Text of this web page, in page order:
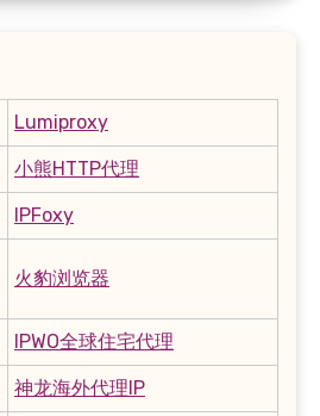
Lumiproxy
小熊HTTP代理
IPFoxy
火豹浏览器
IPWO全球住宅代理
神龙海外代理IP